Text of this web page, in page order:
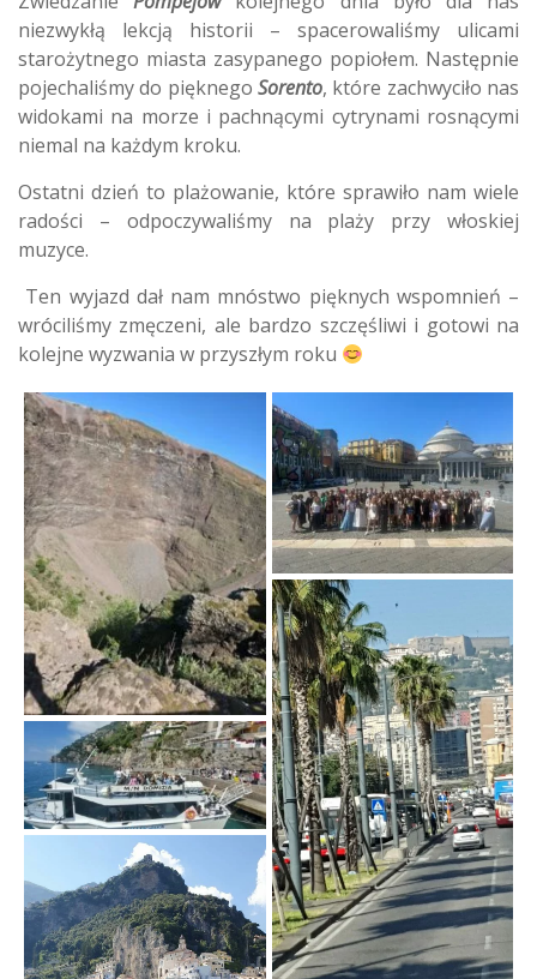
niezwykłą lekcją historii – spacerowaliśmy ulicami
starożytnego miasta zasypanego popiołem. Następnie
pojechaliśmy do pięknego Sorento, które zachwyciło nas
widokami na morze i pachnącymi cytrynami rosnącymi
niemal na każdym kroku.
Ostatni dzień to plażowanie, które sprawiło nam wiele
radości – odpoczywaliśmy na plaży przy włoskiej
muzyce.
Ten wyjazd dał nam mnóstwo pięknych wspomnień –
wróciliśmy zmęczeni, ale bardzo szczęśliwi i gotowi na
kolejne wyzwania w przyszłym roku